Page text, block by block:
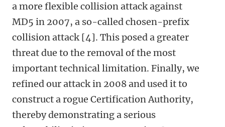
a more flexible collision attack against
MD5 in 2007, a so-called chosen-prefix
collision attack [4]. This posed a greater
threat due to the removal of the most
important technical limitation. Finally, we
refined our attack in 2008 and used it to
construct a rogue Certification Authority,
thereby demonstrating a serious